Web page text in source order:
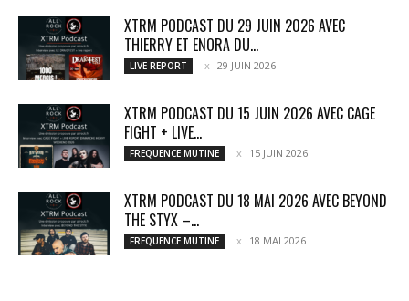
XTRM PODCAST DU 29 JUIN 2026 AVEC
THIERRY ET ENORA DU...
LIVE REPORT 29 JUIN 2026
XTRM PODCAST DU 15 JUIN 2026 AVEC CAGE
FIGHT + LIVE...
FREQUENCE MUTINE 15 JUIN 2026
XTRM PODCAST DU 18 MAI 2026 AVEC BEYOND
THE STYX –...
FREQUENCE MUTINE 18 MAI 2026